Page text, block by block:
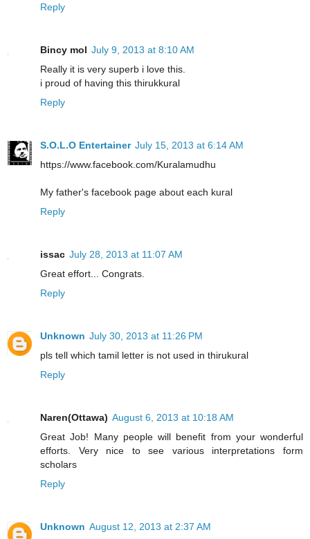
Reply
Bincy mol July 9, 2013 at 8:10 AM
Really it is very superb i love this.
i proud of having this thirukkural
Reply
S.O.L.O Entertainer July 15, 2013 at 6:14 AM
https://www.facebook.com/Kuralamudhu
My father's facebook page about each kural
Reply
issac July 28, 2013 at 11:07 AM
Great effort... Congrats.
Reply
Unknown July 30, 2013 at 11:26 PM
pls tell which tamil letter is not used in thirukural
Reply
Naren(Ottawa) August 6, 2013 at 10:18 AM
Great Job! Many people will benefit from your wonderful
efforts. Very nice to see various interpretations form
scholars
Reply
Unknown August 12, 2013 at 2:37 AM